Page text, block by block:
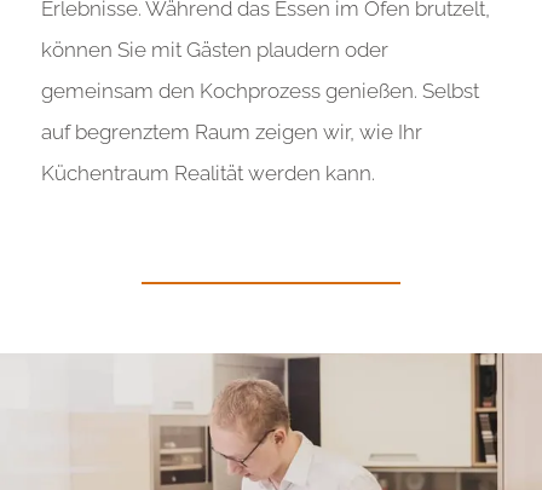
Erlebnisse. Während das Essen im Ofen brutzelt,
können Sie mit Gästen plaudern oder
gemeinsam den Kochprozess genießen. Selbst
auf begrenztem Raum zeigen wir, wie Ihr
Küchentraum Realität werden kann.